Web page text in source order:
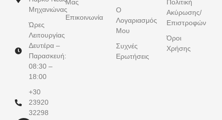
Μηχανιώνας
Ώρες
Λειτουργίας
Δευτέρα –
Παρασκευή:
08:30 –
18:00
+30
23920
32298
Μας
Επικοινωνία
Ο
Λογαριασμός
Μου
Συχνές
Ερωτήσεις
Πολιτική
Ακύρωσης/
Επιστροφών
Όροι
Χρήσης